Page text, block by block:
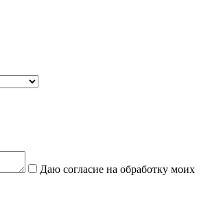
Даю согласие на обработку моих